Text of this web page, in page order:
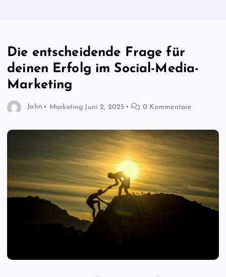
Die entscheidende Frage für
deinen Erfolg im Social-Media-
Marketing
John Marketing Juni 2, 2025 0 Kommentare